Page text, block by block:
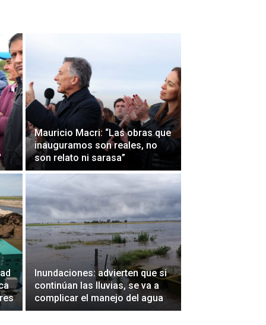
Mauricio Macri: “Las obras que
inauguramos son reales, no
son relato ni sarasa”
Inundaciones: advierten que si
continúan las lluvias, se va a
complicar el manejo del agua